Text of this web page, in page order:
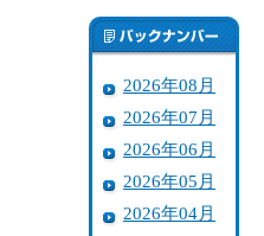
2026年08月
2026年07月
2026年06月
2026年05月
2026年04月